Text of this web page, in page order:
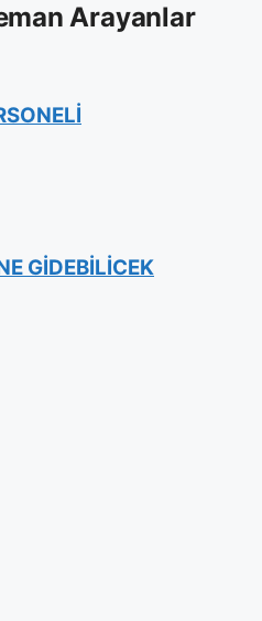
Arayanlar
GİDEBİLİCEK